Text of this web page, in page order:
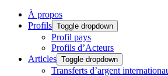
À propos
Profils Toggle dropdown
Profil pays
Profils d’Acteurs
Articles Toggle dropdown
Transferts d’argent